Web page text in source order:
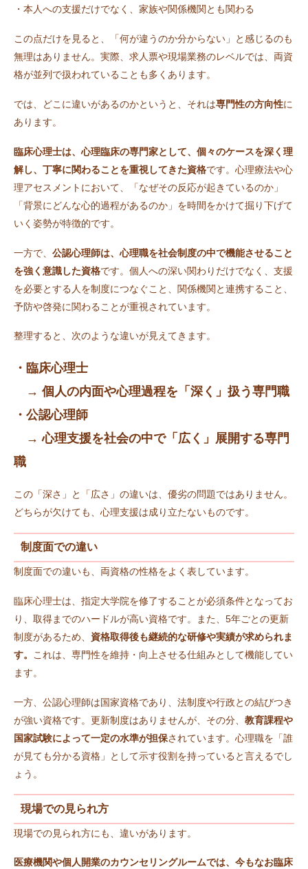
・本人への支援だけでなく、家族や関係機関とも関わる
この点だけを見ると、「何が違うのか分からない」と感じるのも
無理はありません。実際、求人票や現場業務のレベルでは、両資
格が並列で扱われていることも多くあります。
では、どこに違いがあるのかというと、それは専門性の方向性に
あります。
臨床心理士は、心理臨床の専門家として、個々のケースを深く理
解し、丁寧に関わることを重視してきた資格です。心理療法や心
理アセスメントにおいて、「なぜその反応が起きているのか」
「背景にどんな心的過程があるのか」を時間をかけて掘り下げて
いく姿勢が特徴的です。
一方で、 公認心理師は、心理職を社会制度の中で機能させること
を強く意識した資格です。個人への深い関わりだけでなく、支援
を必要とする人を制度につなぐこと、関係機関と連携すること、
予防や啓発に関わることが重視されています。
整理すると、次のような違いが見えてきます。
・臨床心理士
→ 個人の内面や心理過程を「深く」扱う専門職
・公認心理師
→ 心理支援を社会の中で「広く」展開する専門
職
この「深さ」と「広さ」の違いは、優劣の問題ではありません。
どちらが欠けても、心理支援は成り立たないものです。
制度面での違い
制度面での違いも、両資格の性格をよく表しています。
臨床心理士は、指定大学院を修了することが必須条件となってお
り、取得までのハードルが高い資格です。また、5年ごとの更新
制度があるため、 資格取得後も継続的な研修や実績が求められま
す。
これは、専門性を維持・向上させる仕組みとして機能してい
ます。
一方、公認心理師は国家資格であり、法制度や行政との結びつき
が強い資格です。更新制度はありませんが、その分、 教育課程や
国家試験によって一定の水準が担保されています。心理職を「誰
が見ても分かる資格」として示す役割を持っていると言えるでし
ょう。
現場での見られ方
現場での見られ方にも、違いがあります。
医療機関や個人開業のカウンセリングルームでは、今もなお臨床